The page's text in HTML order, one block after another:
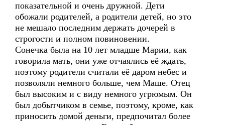
показательной и очень дружной. Дети
обожали родителей, а родители детей, но это
не мешало последним держать дочерей в
строгости и полном повиновении.
Сонечка была на 10 лет младше Марии, как
говорила мать, они уже отчаялись её ждать,
поэтому родители считали её даром небес и
позволяли немного больше, чем Маше. Отец
был высоким и с виду немного угрюмым. Он
был добытчиком в семье, поэтому, кроме, как
приносить домой деньги, предпочитал более